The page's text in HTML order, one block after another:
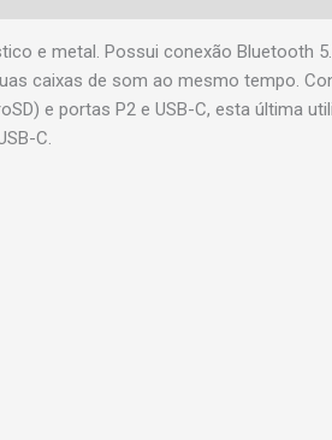
e metal. Possui conexão Bluetooth
caixas de som ao mesmo tempo.
e portas P2 e USB-C, esta última
C.